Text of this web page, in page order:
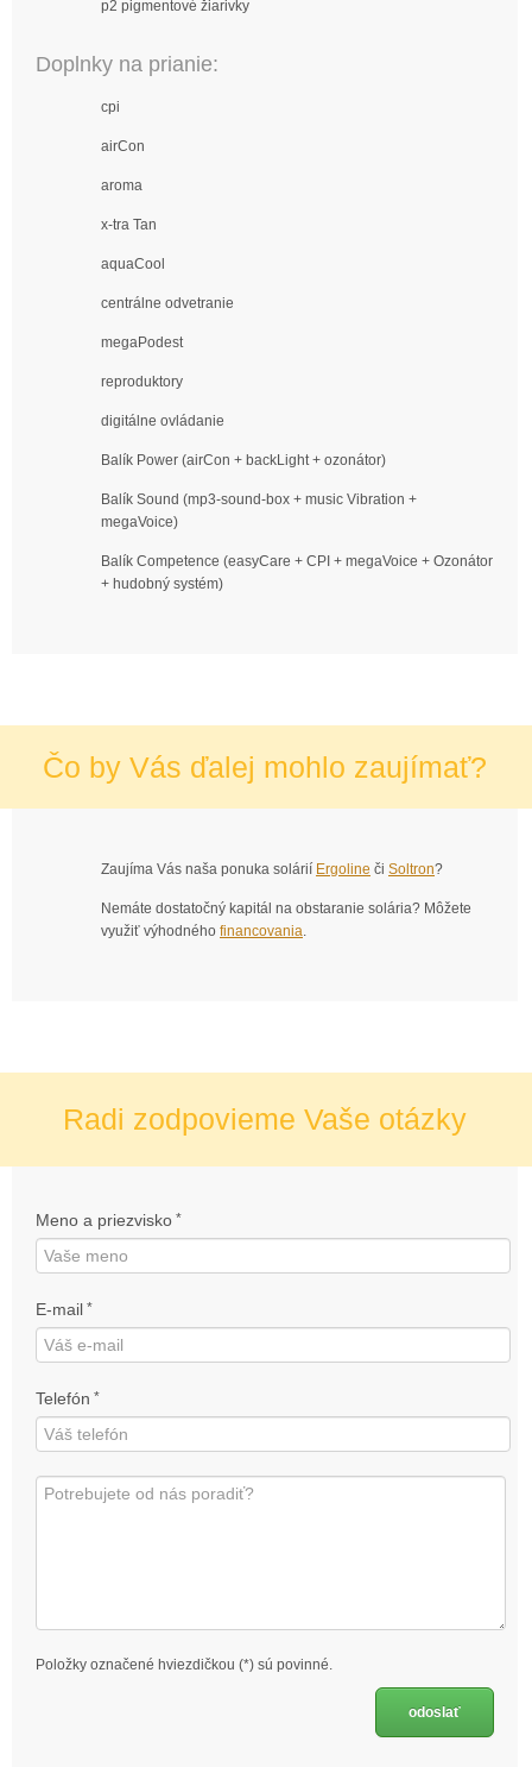
p2 pigmentové žiarivky
Doplnky na prianie:
cpi
airCon
aroma
x-tra Tan
aquaCool
centrálne odvetranie
megaPodest
reproduktory
digitálne ovládanie
Balík Power (airCon + backLight + ozonátor)
Balík Sound (mp3-sound-box + music Vibration +
megaVoice)
Balík Competence (easyCare + CPI + megaVoice + Ozonátor
+ hudobný systém)
Čo by Vás ďalej mohlo zaujímať?
Zaujíma Vás naša ponuka solárií Ergoline či Soltron?
Nemáte dostatočný kapitál na obstaranie solária? Môžete
využiť výhodného financovania.
Radi zodpovieme Vaše otázky
Meno a priezvisko *
E-mail *
Telefón *
Položky označené hviezdičkou (*) sú povinné.